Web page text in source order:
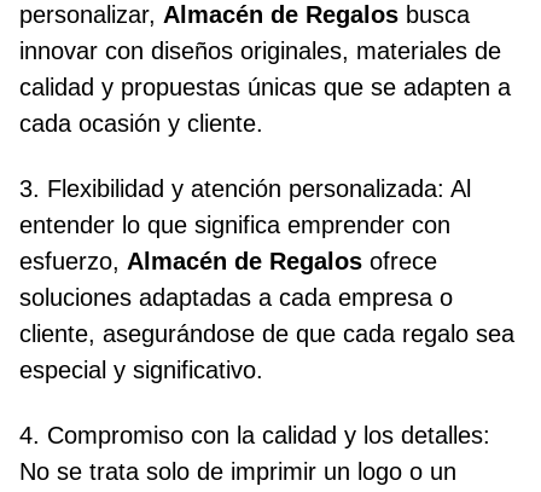
personalizar, Almacén de Regalos busca
innovar con diseños originales, materiales de
calidad y propuestas únicas que se adapten a
cada ocasión y cliente.
3. Flexibilidad y atención personalizada: Al
entender lo que significa emprender con
esfuerzo, Almacén de Regalos ofrece
soluciones adaptadas a cada empresa o
cliente, asegurándose de que cada regalo sea
especial y significativo.
4. Compromiso con la calidad y los detalles:
No se trata solo de imprimir un logo o un